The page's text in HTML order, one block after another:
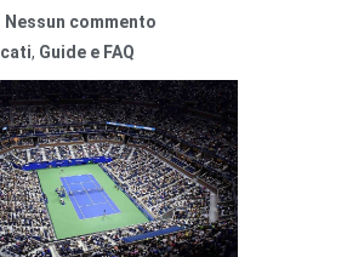
Nessun commento
, Guide e FAQ